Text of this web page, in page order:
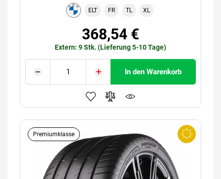
ELT FR TL XL
368,54 €
Extern: 9 Stk. (Lieferung 5-10 Tage)
In den Warenkorb
Premiumklasse